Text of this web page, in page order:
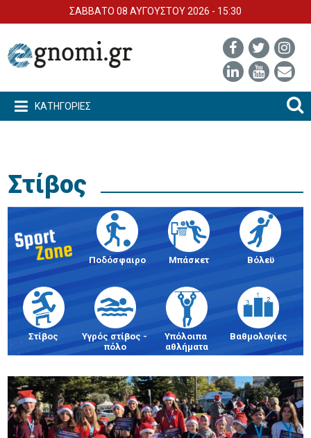
ΣΑΒΒΑΤΟ 08 ΑΥΓΟΥΣΤΟΥ 2026 - 15:30
ΚΑΤΗΓΟΡΙΕΣ
Στίβος
Ποδόσφαιρο Μπάσκετ Βόλεϋ
Στίβος
Υγρός στίβος -
πόλο
Υπόλοιπα
αθλήματα
Βαθμολογίες